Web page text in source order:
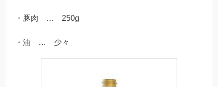
・豚肉 … 250g
・油 … 少々